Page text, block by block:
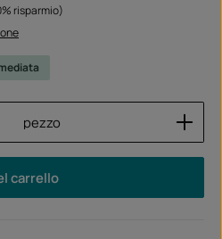
risparmio)
inserisci la quantità
pezzo
carrello